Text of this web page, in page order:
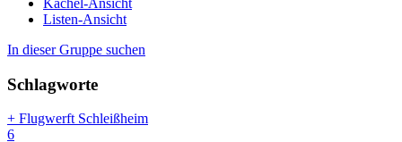
Listen-Ansicht
In dieser Gruppe suchen
Schlagworte
+ Flugwerft Schleißheim
6